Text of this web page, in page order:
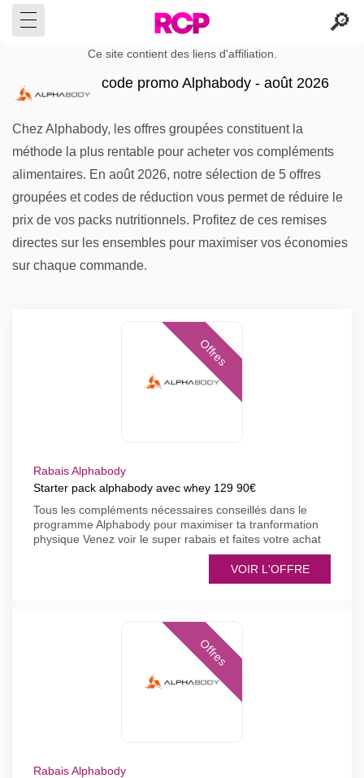
Ce site contient des liens d'affiliation.
code promo Alphabody - août 2026
Chez Alphabody, les offres groupées constituent la
méthode la plus rentable pour acheter vos compléments
alimentaires. En août 2026, notre sélection de 5 offres
groupées et codes de réduction vous permet de réduire le
prix de vos packs nutritionnels. Profitez de ces remises
directes sur les ensembles pour maximiser vos économies
sur chaque commande.
Offres
Rabais Alphabody
Starter pack alphabody avec whey 129 90€
Tous les compléments nécessaires conseillés dans le
programme Alphabody pour maximiser ta tranformation
physique Venez voir le super rabais et faites votre achat
VOIR L'OFFRE
Offres
Rabais Alphabody